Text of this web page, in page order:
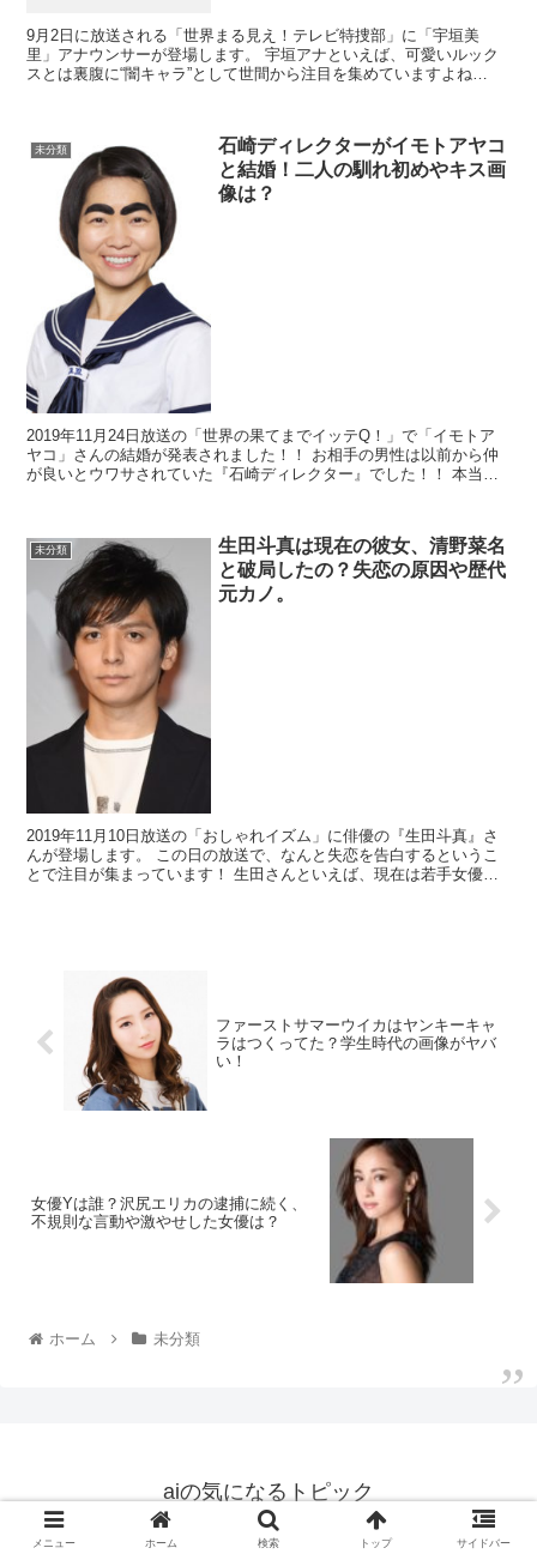
9月2日に放送される「世界まる見え！テレビ特捜部」に「宇垣美
里」アナウンサーが登場します。 宇垣アナといえば、可愛いルック
スとは裏腹に“闇キャラ”として世間から注目を集めていますよね
未分類
石崎ディレクターがイモトアヤコ
と結婚！二人の馴れ初めやキス画
像は？
2019年11月24日放送の「世界の果てまでイッテQ！」で「イモトア
ヤコ」さんの結婚が発表されました！！ お相手の男性は以前から仲
が良いとウワサされていた『石崎ディレクター』でした！！ 本当に
未分類
生田斗真は現在の彼女、清野菜名
と破局したの？失恋の原因や歴代
元カノ。
2019年11月10日放送の「おしゃれイズム」に俳優の『生田斗真』さ
んが登場します。 この日の放送で、なんと失恋を告白するというこ
とで注目が集まっています！ 生田さんといえば、現在は若手女優の
ファーストサマーウイカはヤンキーキャ
ラはつくってた？学生時代の画像がヤバ
い！
女優Yは誰？沢尻エリカの逮捕に続く、
不規則な言動や激やせした女優は？
ホーム 未分類
aiの気になるトピック
© 2019 aiの気になるトピック.
メニュー ホーム 検索 トップ サイドバー